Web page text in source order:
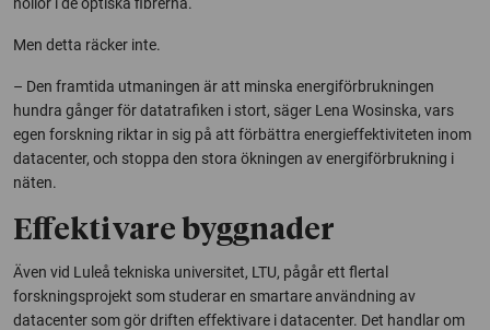
Men detta räcker inte.
– Den framtida utmaningen är att minska energiförbrukningen
hundra gånger för datatrafiken i stort, säger Lena Wosinska, vars
egen forskning riktar in sig på att förbättra energieffektiviteten inom
datacenter, och stoppa den stora ökningen av energiförbrukning i
näten.
Effektivare byggnader
Även vid Luleå tekniska universitet, LTU, pågår ett flertal
forskningsprojekt som studerar en smartare användning av
datacenter som gör driften effektivare i datacenter. Det handlar om